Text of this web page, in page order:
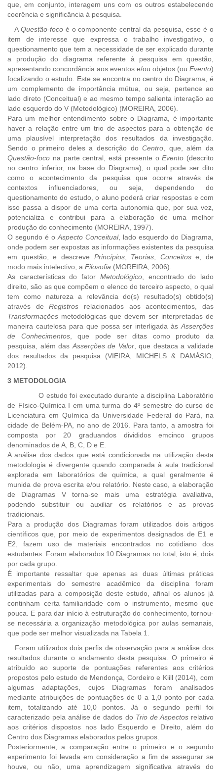
que, em conjunto, interagem uns com os outros estabelecendo
coerência e significância à pesquisa.
A Questão-focoé o componente central da pesquisa, esse é o
item de interesse que expressa o trabalho investigativo, o
questionamento que tem a necessidade de ser explicado durante
a produção do diagrama referente à pesquisa em questão,
apresentando concordância aos eventos e/ou objetos (ou Evento)
focalizando o estudo. Este se encontra no centro do Diagrama, é
um complemento de importância mútua, ou seja, pertence ao
lado direto (Conceitual) e ao mesmo tempo salienta interação ao
lado esquerdo do V (Metodológico) (MOREIRA, 2006).
Para um melhor entendimento sobre o Diagrama, é importante
haver a relação entre um trio de aspectos para a obtenção de
uma plausível interpretação dos resultados da investigação.
Sendo o primeiro deles a descrição doCentro , que, além da
Questão-foco na parte central, está presente oEvento (descrito
no centro inferior, na base do Diagrama), o qual pode ser dito
como o acontecimento da pesquisa que ocorre através de
contextos influenciadores, ou seja, dependendo do
questionamento do estudo, o aluno poderá criar respostas e com
isso passa a dispor de uma certa autonomia que, por sua vez,
potencializa e contribui para a elaboração de uma melhor
produção do conhecimento (MOREIRA, 1997).
O segundo é o Aspecto Conceitual, lado esquerdo do Diagrama,
onde podem ser expostas as informações existentes da pesquisa
em questão, e descreve Princípios, Teorias Conceitose, de
modo mais intelectivo, a Filosofia (MOREIRA, 2006).
As características do fator Metodológico, encontrado do lado
direito, são as que compõem o elenco do terceiro aspecto, o qual
tem como natureza a relevância do(s) resultado(s) obtido(s)
através deRegistros relacionados aos acontecimentos, das
Transformações metodológicas que devem ser interpretadas de
maneira cautelosa para que possa ser interligada às Asserções
de Conhecimentos, que pode ser ditas como produto da
pesquisa, além das Asserções de Valor, que destaca a validade
dos resultados da pesquisa (VIEIRA, MICHELS & DAMÁSIO,
2012).
3 METODOLOGIA
O estudo foi executado durante a disciplina Laboratório
de Físico-Química I em uma turma do 4º semestre do curso de
Licenciatura em Química da Universidade Federal do Pará, na
cidade de Belém-PA, no ano de 2016. Para tanto, a amostra foi
composta por 20 graduandos divididos emcinco grupos
denominados de A, B, C, D e E.
A análise dos dados que está condicionada na utilização desta
metodologia é divergente quando comparada à aula tradicional
explorada em laboratórios de química, a qual geralmente é
munida de prova escrita e/ou relatório. Neste caso, a elaboração
de Diagramas V torna-se mais uma estratégia avaliativa,
podendo substituir ou auxiliar os relatórios e as provas
tradicionais.
Para a produção dos Diagramas foram utilizados dois artigos
científicos que, por meio de experimentos designados de E1 e
E2, fazem uso de materiais encontrados no cotidiano dos
estudantes. Foram elaborados 10 Diagramas no total, isto é, dois
por cada grupo.
É importante ressaltar que apenas as duas últimas práticas
experimentais do semestre acadêmico da disciplina foram
utilizadas para a composição deste estudo, afinal os alunos já
continham certa familiaridade com o instrumento, mesmo que
pouca. E para dar início à estruturação do conhecimento, tornou-
se necessária a organização metodológica por aulas semanais,
que pode ser melhor visualizada na Tabela 1.
Foram utilizados dois perfis de observação para a análise dos
resultados durante o andamento desta pesquisa. O primeiro é
atribuído ao suporte de pontuações referentes aos critérios
propostos pelo estudo de Mendonça, Cordeiro e Kiill (2014), com
algumas adaptações, cujos Diagramas foram analisados
mediante atribuições de pontuações de 0 a 1,0 ponto por cada
item, totalizando até 10,0 pontos. Já o segundo perfil foi
caracterizado pela análise de dados do Trio de Aspectosrelativo
aos critérios dispostos nos lado Esquerdo e Direito, além do
Centro dos Diagramas elaborados pelos grupos.
Posteriormente, a comparação entre o primeiro e o segundo
experimento foi levada em consideração a fim de assegurar se
houve, ou não, uma aprendizagem significativa através do